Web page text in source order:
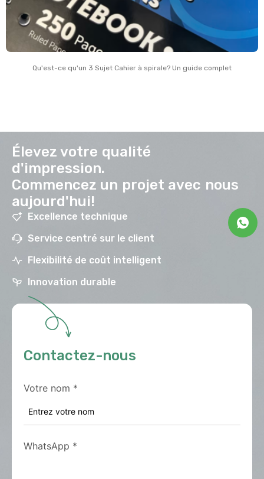
Qu'est-ce qu'un 3 Sujet Cahier à spirale? Un guide complet
Élevez votre qualité
d'impression.
Commencez un projet avec nous
aujourd'hui!
Excellence technique
Service centré sur le client
Flexibilité de coût intelligent
Innovation durable
Contactez-nous
Votre nom *
WhatsApp *